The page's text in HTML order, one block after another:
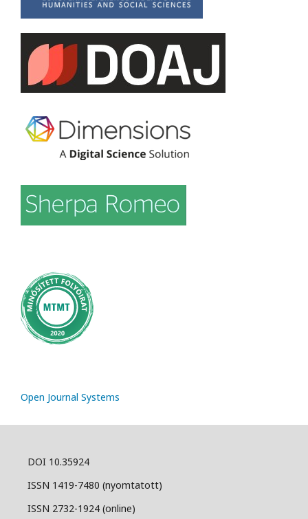
Open Journal Systems
DOI 10.35924
ISSN 1419-7480 (nyomtatott)
ISSN 2732-1924 (online)